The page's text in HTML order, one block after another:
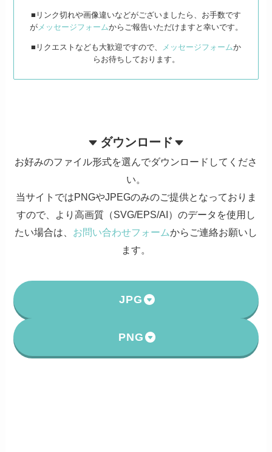
■リンク切れや画像違いなどがございましたら、お手数です
がメッセージフォームからご報告いただけますと幸いです。
■リクエストなども大歓迎ですので、 メッセージフォームか
らお待ちしております。
ダウンロード
お好みのファイル形式を選んでダウンロードしてくださ
い。
当サイトではPNGやJPEGのみのご提供となっておりま
すので、より高画質（SVG/EPS/AI）のデータを使用し
たい場合は、 お問い合わせフォームからご連絡お願いし
ます。
JPG
PNG